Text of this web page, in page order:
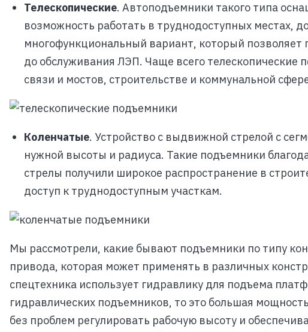
Телескопические. Автоподъемники такого типа
возможность работать в труднодоступных местах,
многофункциональный вариант, который
до обслуживания ЛЭП. Чаще всего
связи и мостов, строительстве и коммунальной
Коленчатые. Устройство с выдвижной стрелой с
нужной высоты и радиуса. Такие подъемники
стрелы получили широкое распространение в
доступ к труднодоступным участкам.
Мы рассмотрели, какие бывают подъемники по типу
привода, которая может применять в различных
спецтехника использует гидравлику для подъема
гидравлических подъемников, то это большая
без проблем регулировать рабочую высоту и